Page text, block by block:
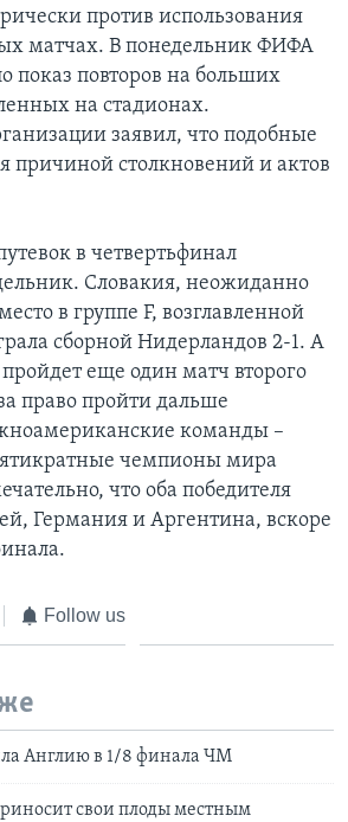
против использования
матчах. В понедельник ФИФА
показ повторов на больших
на стадионах.
заявил, что подобные
причиной столкновений и актов
в четвертьфинал
Словакия, неожиданно
в группе F, возглавленной
сборной Нидерландов 2-1. А
еще один матч второго
право пройти дальше
команды –
чемпионы мира
что оба победителя
Германия и Аргентина, вскоре
Follow us
Англию в 1/8 финала ЧМ
свои плоды местным